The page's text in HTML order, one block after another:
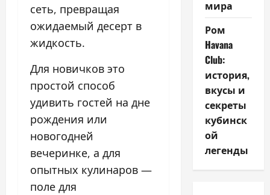
сеть, превращая
ожидаемый десерт в
жидкость.
Для новичков это
простой способ
удивить гостей на дне
рождения или
новогодней
вечеринке, а для
опытных кулинаров —
поле для
мира
Ром
Havana
Club:
история,
вкусы и
секреты
кубинск
ой
легенды